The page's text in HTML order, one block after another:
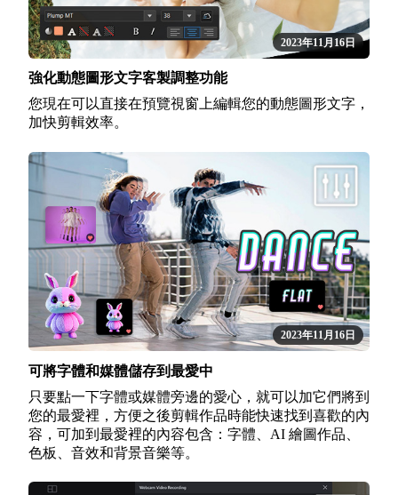
2023年11月16日
強化動態圖形文字客製調整功能
您現在可以直接在預覽視窗上編輯您的動態圖形文字，
加快剪輯效率。
2023年11月16日
可將字體和媒體儲存到最愛中
只要點一下字體或媒體旁邊的愛心，就可以加它們將到
您的最愛裡，方便之後剪輯作品時能快速找到喜歡的內
容，可加到最愛裡的內容包含：字體、AI 繪圖作品、
色板、音效和背景音樂等。